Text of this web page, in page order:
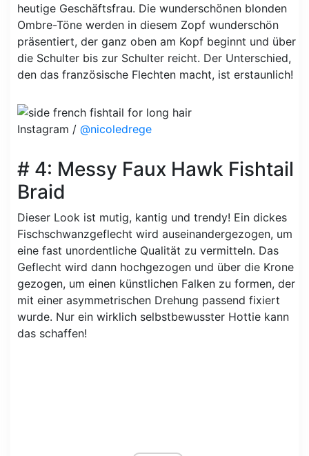
heutige Geschäftsfrau. Die wunderschönen blonden
Ombre-Töne werden in diesem Zopf wunderschön
präsentiert, der ganz oben am Kopf beginnt und über
die Schulter bis zur Schulter reicht. Der Unterschied,
den das französische Flechten macht, ist erstaunlich!
Instagram / @nicoledrege
# 4: Messy Faux Hawk Fishtail
Braid
Dieser Look ist mutig, kantig und trendy! Ein dickes
Fischschwanzgeflecht wird auseinandergezogen, um
eine fast unordentliche Qualität zu vermitteln. Das
Geflecht wird dann hochgezogen und über die Krone
gezogen, um einen künstlichen Falken zu formen, der
mit einer asymmetrischen Drehung passend fixiert
wurde. Nur ein wirklich selbstbewusster Hottie kann
das schaffen!